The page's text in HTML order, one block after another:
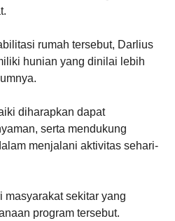
rumah tersebut, Darlius
hunian yang dinilai lebih
diharapkan dapat
serta mendukung
menjalani aktivitas sehari-
sekitar yang
program tersebut.